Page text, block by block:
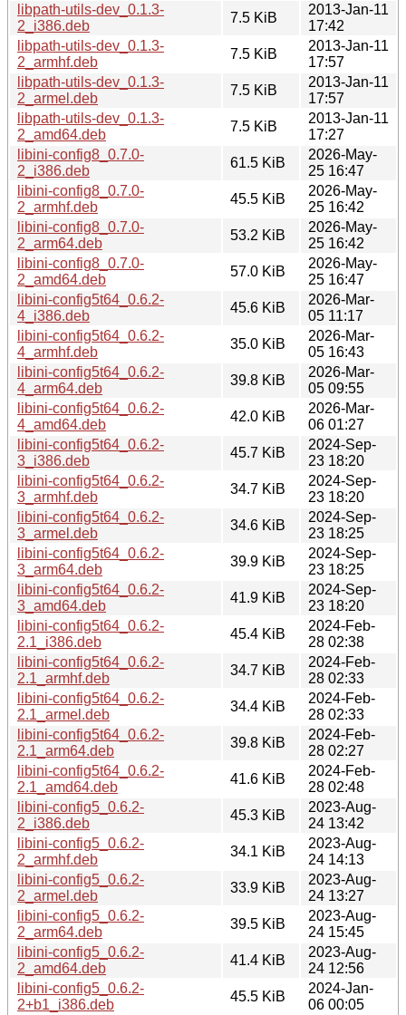
libpath-utils-dev_0.1.3-
2_i386.deb
7.5 KiB
2013-Jan-11
17:42
libpath-utils-dev_0.1.3-
2_armhf.deb
7.5 KiB
2013-Jan-11
17:57
libpath-utils-dev_0.1.3-
2_armel.deb
7.5 KiB
2013-Jan-11
17:57
libpath-utils-dev_0.1.3-
2_amd64.deb
7.5 KiB
2013-Jan-11
17:27
libini-config8_0.7.0-
2_i386.deb
61.5 KiB
2026-May-
25 16:47
libini-config8_0.7.0-
2_armhf.deb
45.5 KiB
2026-May-
25 16:42
libini-config8_0.7.0-
2_arm64.deb
53.2 KiB
2026-May-
25 16:42
libini-config8_0.7.0-
2_amd64.deb
57.0 KiB
2026-May-
25 16:47
libini-config5t64_0.6.2-
4_i386.deb
45.6 KiB
2026-Mar-
05 11:17
libini-config5t64_0.6.2-
4_armhf.deb
35.0 KiB
2026-Mar-
05 16:43
libini-config5t64_0.6.2-
4_arm64.deb
39.8 KiB
2026-Mar-
05 09:55
libini-config5t64_0.6.2-
4_amd64.deb
42.0 KiB
2026-Mar-
06 01:27
libini-config5t64_0.6.2-
3_i386.deb
45.7 KiB
2024-Sep-
23 18:20
libini-config5t64_0.6.2-
3_armhf.deb
34.7 KiB
2024-Sep-
23 18:20
libini-config5t64_0.6.2-
3_armel.deb
34.6 KiB
2024-Sep-
23 18:25
libini-config5t64_0.6.2-
3_arm64.deb
39.9 KiB
2024-Sep-
23 18:25
libini-config5t64_0.6.2-
3_amd64.deb
41.9 KiB
2024-Sep-
23 18:20
libini-config5t64_0.6.2-
2.1_i386.deb
45.4 KiB
2024-Feb-
28 02:38
libini-config5t64_0.6.2-
2.1_armhf.deb
34.7 KiB
2024-Feb-
28 02:33
libini-config5t64_0.6.2-
2.1_armel.deb
34.4 KiB
2024-Feb-
28 02:33
libini-config5t64_0.6.2-
2.1_arm64.deb
39.8 KiB
2024-Feb-
28 02:27
libini-config5t64_0.6.2-
2.1_amd64.deb
41.6 KiB
2024-Feb-
28 02:48
libini-config5_0.6.2-
2_i386.deb
45.3 KiB
2023-Aug-
24 13:42
libini-config5_0.6.2-
2_armhf.deb
34.1 KiB
2023-Aug-
24 14:13
libini-config5_0.6.2-
2_armel.deb
33.9 KiB
2023-Aug-
24 13:27
libini-config5_0.6.2-
2_arm64.deb
39.5 KiB
2023-Aug-
24 15:45
libini-config5_0.6.2-
2_amd64.deb
41.4 KiB
2023-Aug-
24 12:56
libini-config5_0.6.2-
2+b1_i386.deb
45.5 KiB
2024-Jan-
06 00:05